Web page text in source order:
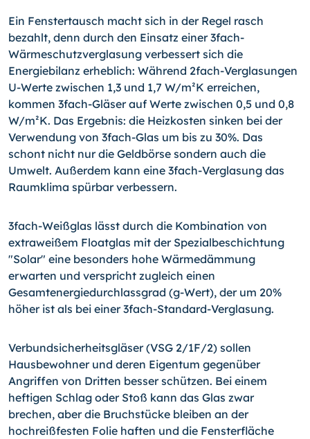
Ein Fenstertausch macht sich in der Regel rasch
bezahlt, denn durch den Einsatz einer 3fach-
Wärmeschutzverglasung verbessert sich die
Energiebilanz erheblich: Während 2fach-Verglasungen
U-Werte zwischen 1,3 und 1,7 W/m²K erreichen,
kommen 3fach-Gläser auf Werte zwischen 0,5 und 0,8
W/m²K. Das Ergebnis: die Heizkosten sinken bei der
Verwendung von 3fach-Glas um bis zu 30%. Das
schont nicht nur die Geldbörse sondern auch die
Umwelt. Außerdem kann eine 3fach-Verglasung das
Raumklima spürbar verbessern.
3fach-Weißglas lässt durch die Kombination von
extraweißem Floatglas mit der Spezialbeschichtung
"Solar" eine besonders hohe Wärmedämmung
erwarten und verspricht zugleich einen
Gesamtenergiedurchlassgrad (g-Wert), der um 20%
höher ist als bei einer 3fach-Standard-Verglasung.
Verbundsicherheitsgläser (VSG 2/1F/2) sollen
Hausbewohner und deren Eigentum gegenüber
Angriffen von Dritten besser schützen. Bei einem
heftigen Schlag oder Stoß kann das Glas zwar
brechen, aber die Bruchstücke bleiben an der
hochreißfesten Folie haften und die Fensterfläche